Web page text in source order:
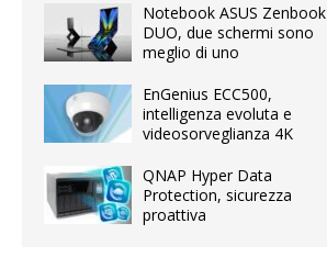
Notebook ASUS Zenbook
DUO, due schermi sono
meglio di uno
EnGenius ECC500,
intelligenza evoluta e
videosorveglianza 4K
QNAP Hyper Data
Protection, sicurezza
proattiva